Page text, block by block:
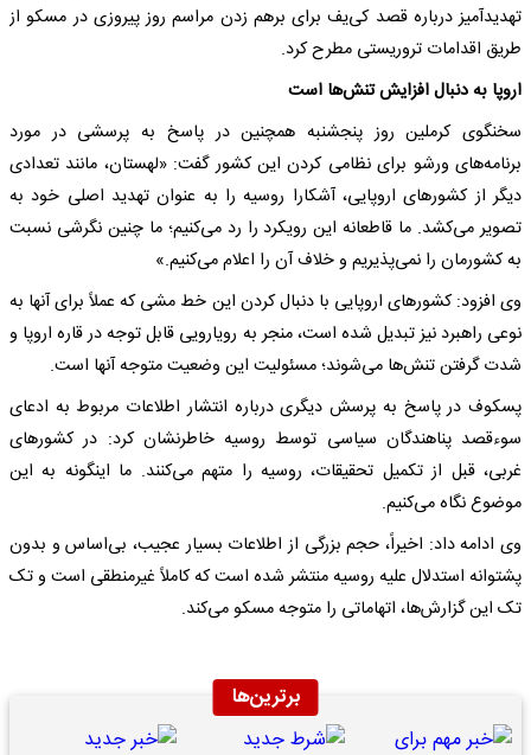
تهدیدآمیز درباره قصد کی‌یف برای برهم‌ زدن مراسم روز پیروزی در مسکو از
طریق اقدامات تروریستی مطرح کرد.
اروپا به دنبال افزایش تنش‌ها است
سخنگوی کرملین روز پنجشنبه همچنین در پاسخ به پرسشی در مورد
برنامه‌های ورشو برای نظامی کردن این کشور گفت: «لهستان، مانند تعدادی
دیگر از کشورهای اروپایی، آشکارا روسیه را به عنوان تهدید اصلی خود به
تصویر می‌کشد. ما قاطعانه این رویکرد را رد می‌کنیم؛ ما چنین نگرشی نسبت
به کشورمان را نمی‌پذیریم و خلاف آن را اعلام می‌کنیم.»
وی افزود: کشورهای اروپایی با دنبال کردن این خط مشی که عملاً برای آنها به
نوعی راهبرد نیز تبدیل شده است، منجر به رویارویی قابل توجه در قاره اروپا و
شدت گرفتن تنش‌ها می‌شوند؛ مسئولیت این وضعیت متوجه آنها است.
پسکوف در پاسخ به پرسش دیگری درباره انتشار اطلاعات مربوط به ادعای
سوءقصد پناهندگان سیاسی توسط روسیه خاطرنشان کرد: در کشورهای
غربی، قبل از تکمیل تحقیقات، روسیه را متهم می‌کنند. ما اینگونه به این
موضوع نگاه می‌کنیم.
وی ادامه داد: اخیراً، حجم بزرگی از اطلاعات بسیار عجیب، بی‌اساس و بدون
پشتوانه استدلال علیه روسیه منتشر شده است که کاملاً غیرمنطقی است و تک
تک این گزارش‌ها، اتهاماتی را متوجه مسکو می‌کند.
برترین‌ها